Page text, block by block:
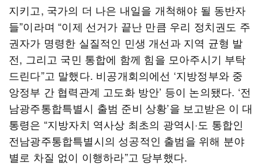
지키고, 국가의 더 나은 내일을 개척해야 될 동반자
들”이라며 “이제 선거가 끝난 만큼 우리 정치권도 주
권자가 명령한 실질적인 민생 개선과 지역 균형 발
전, 그리고 국민 통합에 함께 힘을 모아주시기 부탁
드린다”고 말했다. 비공개회의에선 ‘지방정부와 중
앙정부 간 협력관계 고도화 방안’ 등이 논의됐다. ‘전
남광주통합특별시 출범 준비 상황’을 보고받은 이 대
통령은 “지방자치 역사상 최초의 광역시·도 통합인
전남광주통합특별시의 성공적인 출범을 위해 분야
별로 차질 없이 이행하라”고 당부했다.